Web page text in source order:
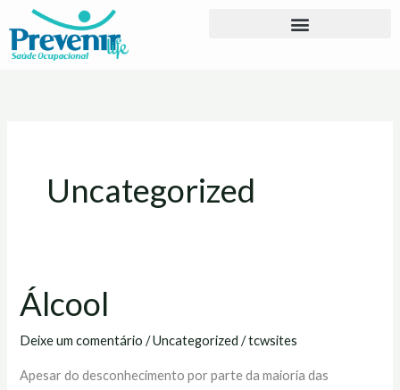
para
Uncategorized
Álcool
Deixe um comentário /Uncategorized /tcwsites
Apesar do desconhecimento por parte da maioria das
Álcool